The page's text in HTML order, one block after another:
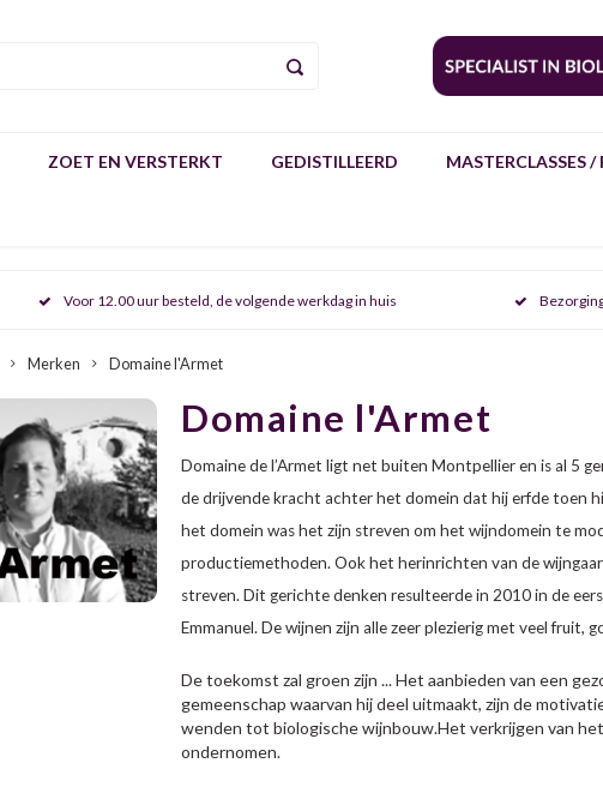
ZOET EN VERSTERKT GEDISTILLEERD MASTERCLASSES /
Voor 12.00 uur besteld, de volgende werkdag in huis
Merken Domaine l'Armet
Domaine l'Armet
Domaine de l’Armet ligt net buiten Montpellier en is al 5
de drijvende kracht achter het domein dat hij erfde toen
het domein was het zijn streven om het wijndomein te
productiemethoden. Ook het herinrichten van de
streven. Dit gerichte denken resulteerde in 2010 in de
Emmanuel. De wijnen zijn alle zeer plezierig met veel fruit,
De toekomst zal groen zijn ... Het aanbieden van een
gemeenschap waarvan hij deel uitmaakt, zijn de
wenden tot biologische wijnbouw.Het verkrijgen van
ondernomen.